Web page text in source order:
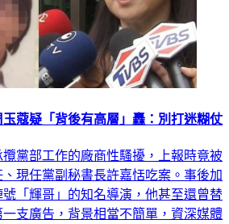
蔻疑「背後有高層」轟：別打迷糊仗
黨部工作的廠商性騷擾，上報時竟被
現任黨副秘書長許嘉恬吃案。事後加
「輝哥」的知名導演，他甚至還曾替
支廣告，背景相當不簡單，資深媒體